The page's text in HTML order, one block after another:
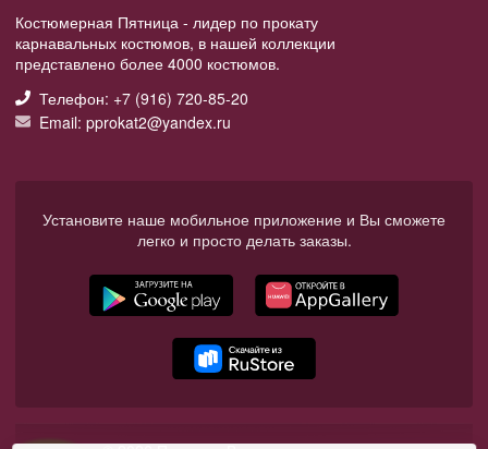
Костюмерная Пятница - лидер по прокату
карнавальных костюмов, в нашей коллекции
представлено более 4000 костюмов.
Телефон: +7 (916) 720-85-20
Email: pprokat2@yandex.ru
Установите наше мобильное приложение и Вы сможете
легко и просто делать заказы.